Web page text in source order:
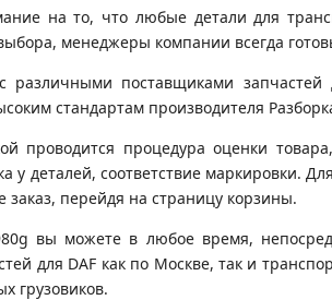
на то, что любые детали для
менеджеры компании всегда
поставщиками запчастей
стандартам производителя
проводится процедура оценки
у деталей, соответствие маркировки.
заказ, перейдя на страницу корзины.
вы можете в любое время,
для DAF как по Москве, так и
грузовиков.